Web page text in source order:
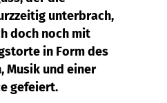
unterbrach,
doch noch mit
in Form des
Musik und einer
gefeiert.